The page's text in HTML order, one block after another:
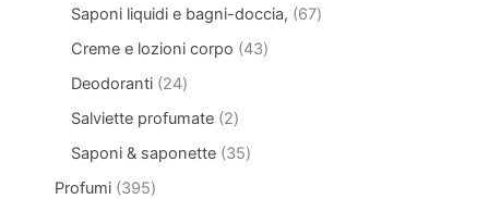
Saponi liquidi e bagni-doccia,
67
Creme e lozioni corpo
43
Deodoranti 24
Salviette profumate 2
Saponi & saponette 35
Profumi 395